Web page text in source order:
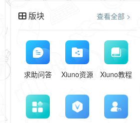
版块 查看全部 >
求助问答 Xiuno资源 Xiuno教程